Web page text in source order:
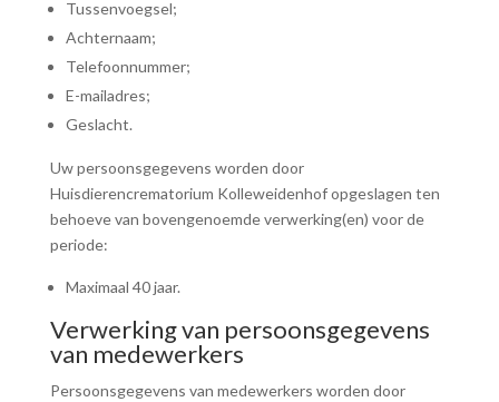
Tussenvoegsel;
Achternaam;
Telefoonnummer;
E-mailadres;
Geslacht.
Uw persoonsgegevens worden door
Huisdierencrematorium Kolleweidenhof opgeslagen ten
behoeve van bovengenoemde verwerking(en) voor de
periode:
Maximaal 40 jaar.
Verwerking van persoonsgegevens
van medewerkers
Persoonsgegevens van medewerkers worden door